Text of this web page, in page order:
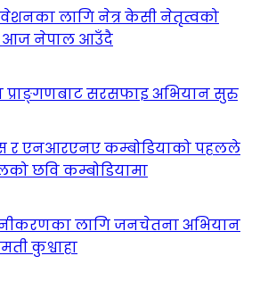
लागि नेत्र केसी नेतृत्वको
आज नेपाल आउँदै
प्राङ्गणबाट सरसफाइ अभियान सुरु
र एनआरएनए कम्बोडियाको पहलले
छवि कम्बोडियामा
लागि जनचेतना अभियान
कुश्वाहा